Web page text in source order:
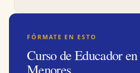
FÓRMATE EN ESTO
Curso de Educador
Menores